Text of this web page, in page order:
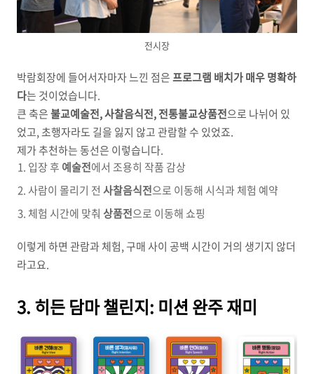
전시장
박람회장에 들어서자마자 느낀 점은프로그램 배치가 매우 명확하
다는 것이었습니다.
큰 축은불교예술전, 사찰음식전, 전통불교상품전으로 나뉘어 있
었고, 초행자라도 길을 잃지 않고 관람할 수 있었죠.
제가 추천하는 동선은 이렇습니다.
입장 후 예술전에서 조용히 작품 감상
사람이 몰리기 전 사찰음식전으로 이동해 시식과 체험 예약
체험 시간에 맞춰 상품전으로 이동해 쇼핑
이렇게 하면 관람과 체험, 구매 사이 공백 시간이 거의 생기지 않더
라고요.
3. 히든 담마 챌린지: 미션 완주 재미